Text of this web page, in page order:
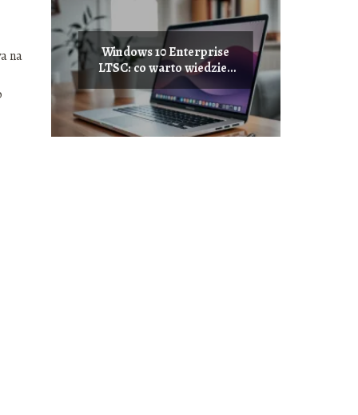
na
Windows 10 Enterprise
LTSC: co warto wiedzieć
przed zakupem?